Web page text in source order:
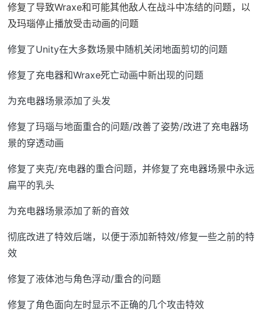
修复了导致Wraxe和可能其他敌人在战斗中冻结的问题，以
及玛瑙停止播放受击动画的问题
修复了Unity在大多数场景中随机关闭地面剪切的问题
修复了充电器和Wraxe死亡动画中新出现的问题
为充电器场景添加了头发
修复了玛瑙与地面重合的问题/改善了姿势/改进了充电器场
景的穿透动画
修复了夹克/充电器的重合问题，并修复了充电器场景中永远
扁平的乳头
为充电器场景添加了新的音效
彻底改进了特效后端，以便于添加新特效/修复一些之前的特
效
修复了液体池与角色浮动/重合的问题
修复了角色面向左时显示不正确的几个攻击特效